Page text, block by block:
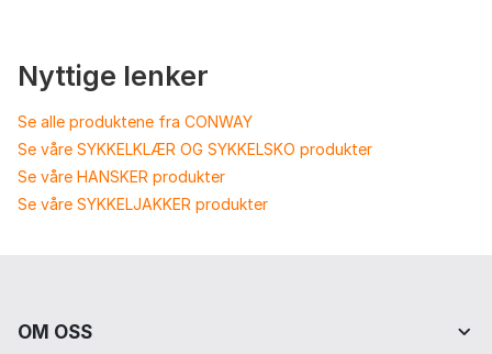
Nyttige lenker
Se alle produktene fra CONWAY
Se våre SYKKELKLÆR OG SYKKELSKO produkter
Se våre HANSKER produkter
Se våre SYKKELJAKKER produkter
OM OSS